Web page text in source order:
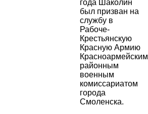
года Шаколин
был призван на
службу в
Рабоче-
Крестьянскую
Красную Армию
Красноармейским
районным
военным
комиссариатом
города
Смоленска.